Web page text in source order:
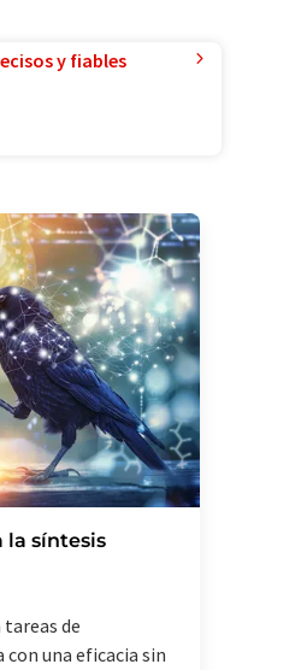
y fiables
la síntesis
tareas de
una eficacia sin